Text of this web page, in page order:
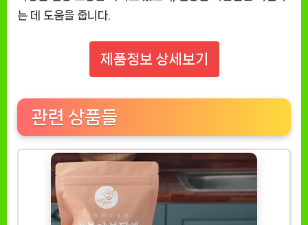
는 데 도움을 줍니다.
제품정보 상세보기
관련 상품들